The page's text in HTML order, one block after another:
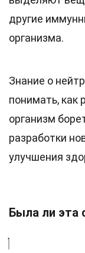
другие
организма.
Знание о
понимать, как
организм
разработки
улучшения
Была ли эта